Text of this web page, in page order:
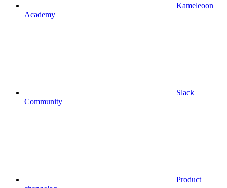
Kameleoon
Academy
Slack
Community
Product